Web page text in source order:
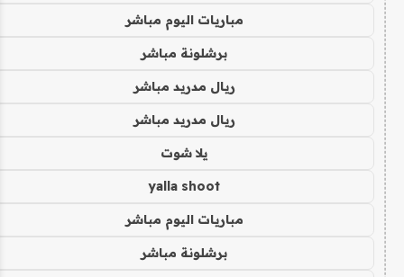
مباريات اليوم مباشر
برشلونة مباشر
ريال مدريد مباشر
ريال مدريد مباشر
يلا شوت
yalla shoot
مباريات اليوم مباشر
برشلونة مباشر